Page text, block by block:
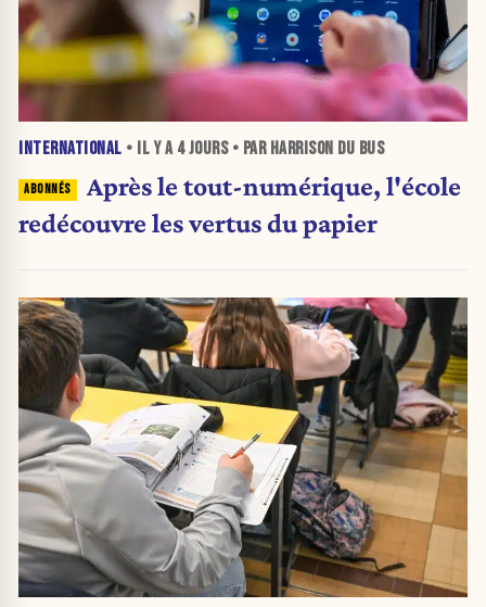
INTERNATIONAL • IL Y A 4 JOURS• PAR HARRISON DU BUS
Après le tout-numérique, l'école
redécouvre les vertus du papier